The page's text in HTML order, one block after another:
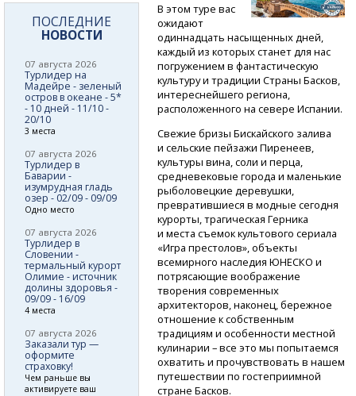
В этом туре вас
ожидают
одиннадцать насыщенных дней,
каждый из которых станет для нас
погружением в фантастическую
культуру и традиции Страны Басков,
интереснейшего региона,
расположенного на севере Испании.
Свежие бризы Бискайского залива
и сельские пейзажи Пиренеев,
культуры вина, соли и перца,
средневековые города и маленькие
рыболовецкие деревушки,
превратившиеся в модные сегодня
курорты, трагическая Герника
и места съемок культового сериала
«Игра престолов», объекты
всемирного наследия ЮНЕСКО и
потрясающие воображение
творения современных
архитекторов, наконец, бережное
отношение к собственным
традициям и особенности местной
кулинарии – все это мы попытаемся
охватить и прочувствовать в нашем
путешествии по гостеприимной
стране Басков.
ПОСЛЕДНИЕ
НОВОСТИ
07 августа 2026
Турлидер на
Мадейре - зеленый
остров в океане - 5*
- 10 дней - 11/10 -
20/10
3 места
07 августа 2026
Турлидер в
Баварии -
изумрудная гладь
озер - 02/09 - 09/09
Одно место
07 августа 2026
Турлидер в
Словении -
термальный курорт
Олимие - источник
долины здоровья -
09/09 - 16/09
4 места
07 августа 2026
Заказали тур —
оформите
страховку!
Чем раньше вы
активируете ваш